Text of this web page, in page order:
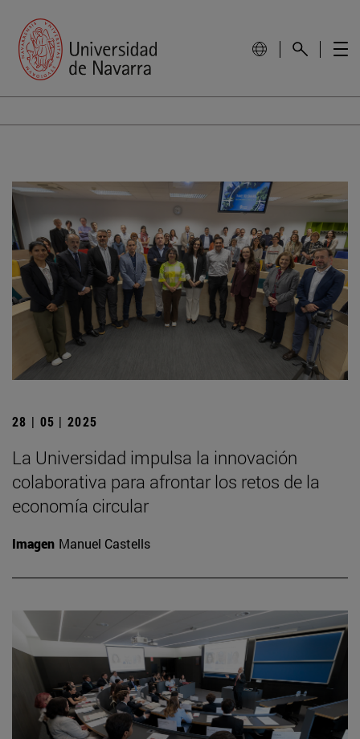
28 | 05 | 2025
La Universidad impulsa la innovación
colaborativa para afrontar los retos de la
economía circular
Imagen Manuel Castells